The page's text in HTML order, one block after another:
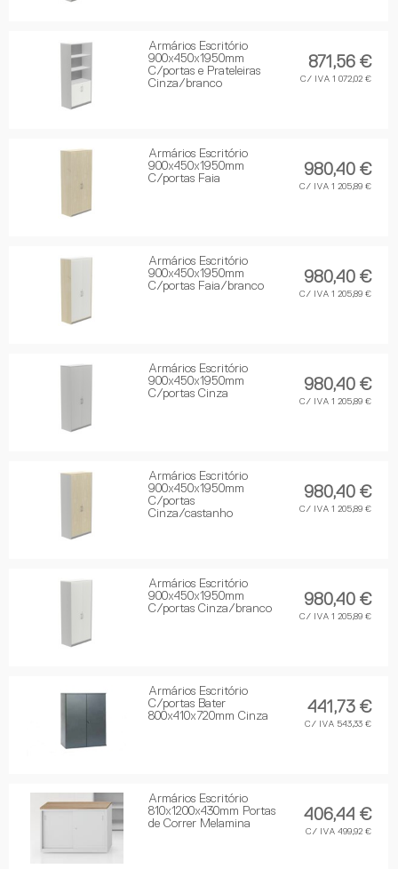
Armários Escritório
900x450x1950mm
C/portas e Prateleiras
Cinza/branco
871,56 €
C/ IVA 1 072,02 €
Armários Escritório
900x450x1950mm
C/portas Faia
980,40 €
C/ IVA 1 205,89 €
Armários Escritório
900x450x1950mm
C/portas Faia/branco
980,40 €
C/ IVA 1 205,89 €
Armários Escritório
900x450x1950mm
C/portas Cinza
980,40 €
C/ IVA 1 205,89 €
Armários Escritório
900x450x1950mm
C/portas
Cinza/castanho
980,40 €
C/ IVA 1 205,89 €
Armários Escritório
900x450x1950mm
C/portas Cinza/branco
980,40 €
C/ IVA 1 205,89 €
Armários Escritório
C/portas Bater
800x410x720mm Cinza
441,73 €
C/ IVA 543,33 €
Armários Escritório
810x1200x430mm Portas
de Correr Melamina
406,44 €
C/ IVA 499,92 €